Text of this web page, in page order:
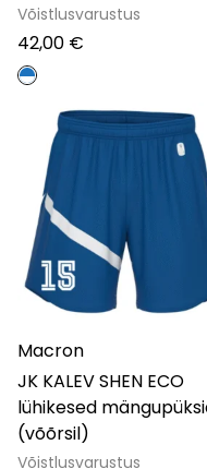
Võistlusvarustus
42,00 €
Macron
JK KALEV SHEN ECO
lühikesed
(võõrsil)
Võistlusvarustus